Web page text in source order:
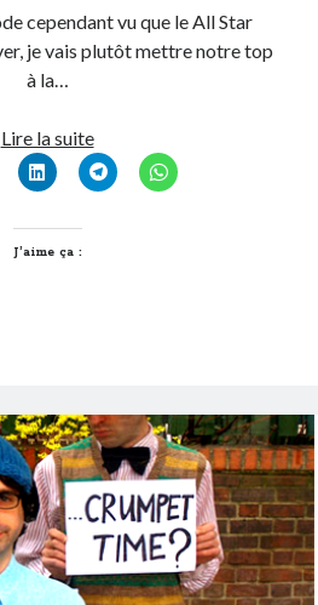
cependant vu que le All Star
je vais plutôt mettre notre top
à la…
Lire la suiteS’évader
en
4
J’aime ça :